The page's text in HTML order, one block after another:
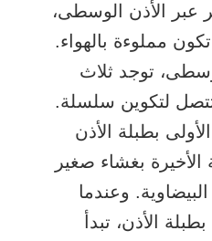
عبر الأذن الوسطى،
مملوءة بالهواء.
توجد ثلاث
لتكوين سلسلة.
بطبلة الأذن
بغشاء صغير
وعندما
الأذن، تبدأ